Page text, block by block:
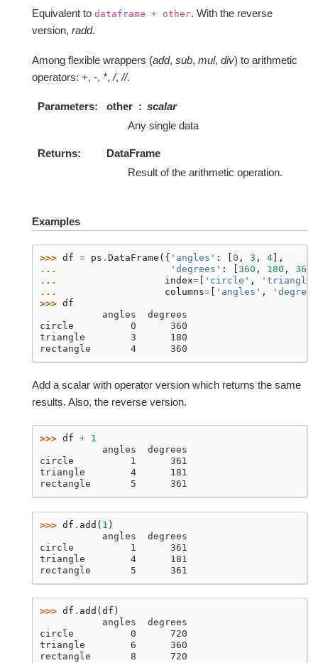
Equivalent to dataframe + other. With the reverse
version, radd.
Among flexible wrappers (add, sub, mul, div) to arithmetic
operators: +, -, *,/,//.
Parameters other
scalar
Any single data
Returns
DataFrame
Result of the arithmetic operation.
Examples
>>> df = ps . DataFrame ({ 'angles' : 0 , 3 , 4 ],
...
'degrees' : 360 , 180 , 360
...
index= 'circle' ,
'triangle'
...
columns= 'angles' ,
>>> df
           angles  degrees
circle          0      360
triangle        3      180
rectangle       4      360
Add a scalar with operator version which returns the same
results. Also, the reverse version.
>>> df + 1
           angles  degrees
circle          1      361
triangle        4      181
rectangle       5      361
>>> df . add ( 1 )
           angles  degrees
circle          1      361
triangle        4      181
rectangle       5      361
>>> df . add ( df )
           angles  degrees
circle          0      720
triangle        6      360
rectangle       8      720